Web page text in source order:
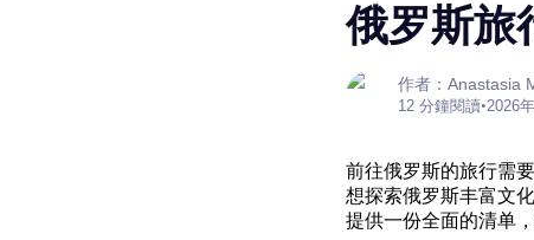
俄罗斯旅
作者：Anastasia
12 分鐘閱讀•2026
前往俄罗斯的旅行需
想探索俄罗斯丰富文
提供一份全面的清单